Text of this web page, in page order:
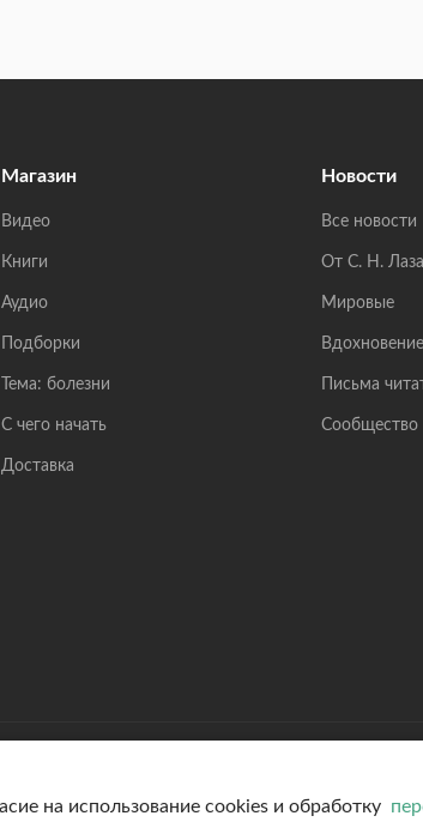
Магазин
Видео
Книги
Аудио
Подборки
Тема: болезни
С чего начать
Доставка
Новости
Все новости
От С. Н.
Мировые
Вдохновение
Письма
Сообщество
на использование cookies и обработку